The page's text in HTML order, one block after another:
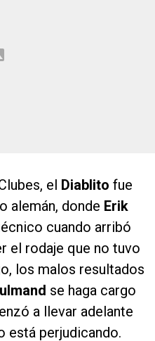
el Diablito fue
alemán, donde Erik
cuando arribó
el rodaje que no tuvo
los malos resultados
se haga cargo
a llevar adelante
está perjudicando.